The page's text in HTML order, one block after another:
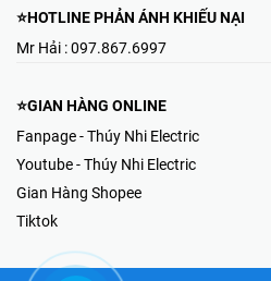
⭐HOTLINE PHẢN ÁNH KHIẾU NẠI
Mr Hải : 097.867.6997
⭐GIAN HÀNG ONLINE
Fanpage - Thúy Nhi Electric
Youtube - Thúy Nhi Electric
Gian Hàng Shopee
Tiktok